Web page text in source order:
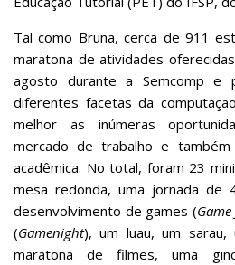
Tal como Bruna, cerca de 911
maratona de atividades
agosto durante a Semcomp e
diferentes facetas da
melhor as inúmeras
mercado de trabalho e
acadêmica. No total, foram 23
mesa redonda, uma jornada de
desenvolvimento de games (Game
(Gamenight), um luau, um
maratona de filmes, uma